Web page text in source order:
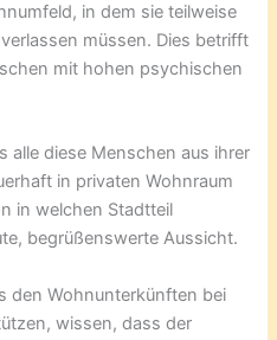
in dem sie teilweise
müssen. Dies betrifft
mit hohen psychischen
alle diese Menschen aus ihrer
in privaten Wohnraum
in welchen Stadtteil
begrüßenswerte Aussicht.
den Wohnunterkünften bei
wissen, dass der